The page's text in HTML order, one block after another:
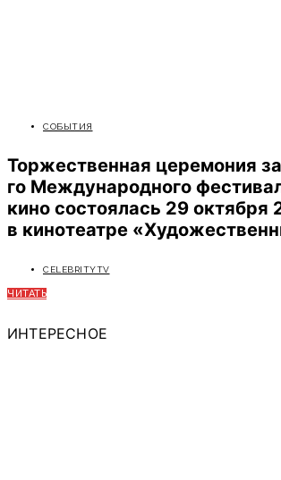
СОБЫТИЯ
Торжественная церемония
го Международного
кино состоялась 29 октября
в кинотеатре
CELEBRITYTV
ЧИТАТЬ
ИНТЕРЕСНОЕ